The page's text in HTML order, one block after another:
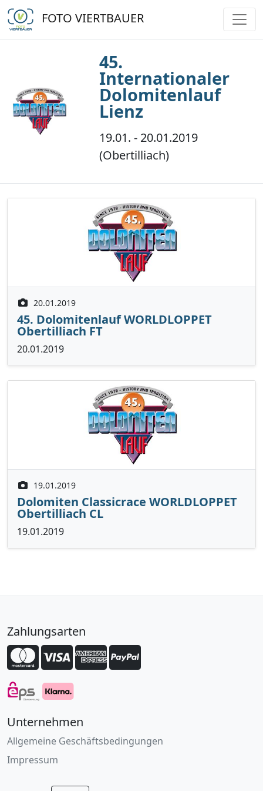
FOTO VIERTBAUER
45.
Internationaler
Dolomitenlauf
Lienz
19.01. - 20.01.2019
(Obertilliach)
20.01.2019
45. Dolomitenlauf WORLDLOPPET
Obertilliach FT
20.01.2019
19.01.2019
Dolomiten Classicrace WORLDLOPPET
Obertilliach CL
19.01.2019
Zahlungsarten
Unternehmen
Allgemeine Geschäftsbedingungen
Impressum